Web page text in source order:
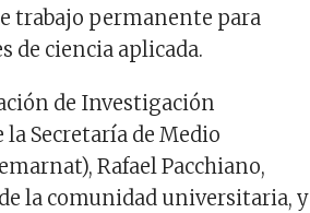
trabajo permanente para
de ciencia aplicada.
de Investigación
Secretaría de Medio
Rafael Pacchiano,
la comunidad universitaria, y